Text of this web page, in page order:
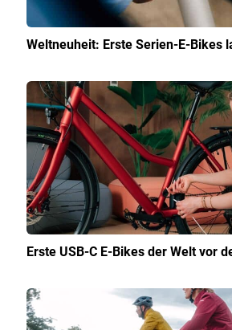
Weltneuheit: Erste Serien-E-Bikes
Erste USB-C E-Bikes der Welt vor